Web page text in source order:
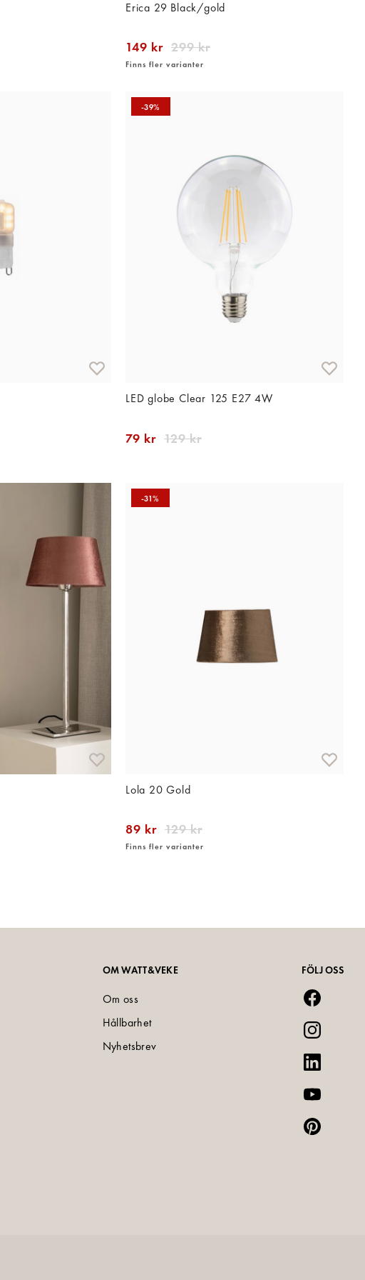
Erica 29 Black/gold
149 kr 299 kr
Finns fler varianter
-39%
LED globe Clear 125 E27 4W
79 kr 129 kr
-31%
Lola 20 Gold
89 kr 129 kr
Finns fler varianter
OM WATT&VEKE
Om oss
Hållbarhet
Nyhetsbrev
FÖLJ OSS